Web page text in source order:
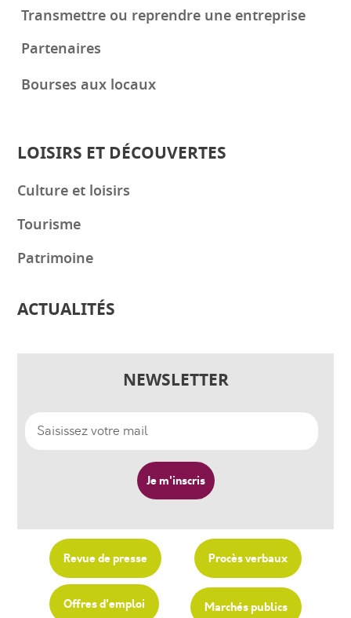
Transmettre ou reprendre une entreprise
Partenaires
Bourses aux locaux
LOISIRS ET DÉCOUVERTES
Culture et loisirs
Tourisme
Patrimoine
ACTUALITÉS
NEWSLETTER
Revue de presse Procès verbaux
Offres d'emploi Marchés publics